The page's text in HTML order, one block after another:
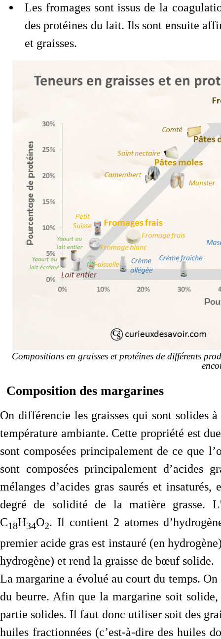
Les fromages sont issus de la
des protéines du lait. Ils sont ensuite
et graisses.
Compositions en graisses et protéines de différents
Composition des margarines
On différencie les graisses qui sont solides
température ambiante. Cette propriété est
sont composées principalement de ce que
sont composées principalement d’acides
mélanges d’acides gras saurés et
degré de solidité de la matière grasse.
C18H34O2. Il contient 2 atomes
premier acide gras est instauré (en
hydrogène) et rend la graisse de bœuf solide.
La margarine a évolué au court du temps.
du beurre. Afin que la margarine soit
partie solides. Il faut donc utiliser soit des
huiles fractionnées (c’est-à-dire des huiles